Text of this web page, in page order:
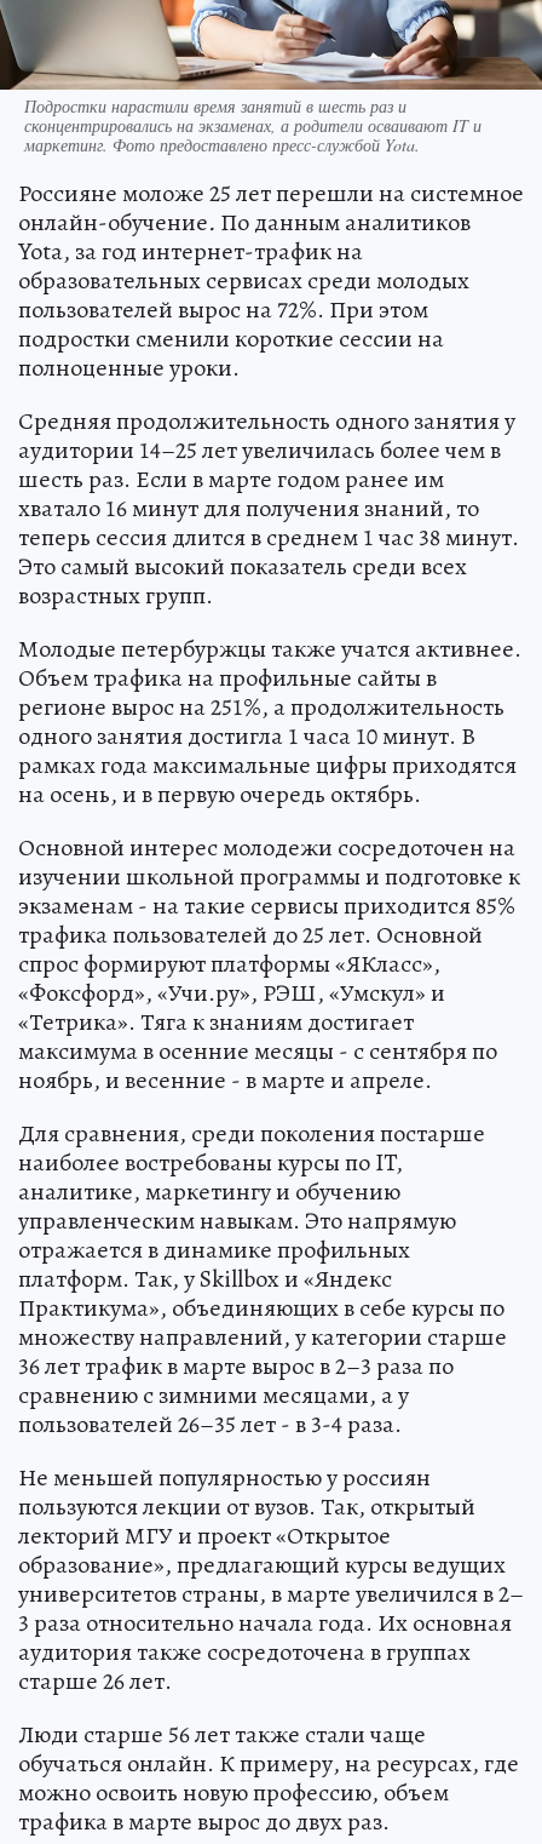
Подростки нарастили время занятий в шесть раз и
сконцентрировались на экзаменах, а родители осваивают IT и
маркетинг. Фото предоставлено пресс-службой Yota.
Россияне моложе 25 лет перешли на системное
онлайн-обучение. По данным аналитиков
Yota, за год интернет-трафик на
образовательных сервисах среди молодых
пользователей вырос на 72%. При этом
подростки сменили короткие сессии на
полноценные уроки.
Средняя продолжительность одного занятия у
аудитории 14–25 лет увеличилась более чем в
шесть раз. Если в марте годом ранее им
хватало 16 минут для получения знаний, то
теперь сессия длится в среднем 1 час 38 минут.
Это самый высокий показатель среди всех
возрастных групп.
Молодые петербуржцы также учатся активнее.
Объем трафика на профильные сайты в
регионе вырос на 251%, а продолжительность
одного занятия достигла 1 часа 10 минут. В
рамках года максимальные цифры приходятся
на осень, и в первую очередь октябрь.
Основной интерес молодежи сосредоточен на
изучении школьной программы и подготовке к
экзаменам - на такие сервисы приходится 85%
трафика пользователей до 25 лет. Основной
спрос формируют платформы «ЯКласс»,
«Фоксфорд», «Учи.ру», РЭШ, «Умскул» и
«Тетрика». Тяга к знаниям достигает
максимума в осенние месяцы - с сентября по
ноябрь, и весенние - в марте и апреле.
Для сравнения, среди поколения постарше
наиболее востребованы курсы по IT,
аналитике, маркетингу и обучению
управленческим навыкам. Это напрямую
отражается в динамике профильных
платформ. Так, у Skillbox и «Яндекс
Практикума», объединяющих в себе курсы по
множеству направлений, у категории старше
36 лет трафик в марте вырос в 2–3 раза по
сравнению с зимними месяцами, а у
пользователей 26–35 лет - в 3-4 раза.
Не меньшей популярностью у россиян
пользуются лекции от вузов. Так, открытый
лекторий МГУ и проект «Открытое
образование», предлагающий курсы ведущих
университетов страны, в марте увеличился в 2–
3 раза относительно начала года. Их основная
аудитория также сосредоточена в группах
старше 26 лет.
Люди старше 56 лет также стали чаще
обучаться онлайн. К примеру, на ресурсах, где
можно освоить новую профессию, объем
трафика в марте вырос до двух раз.